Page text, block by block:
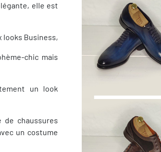
elle est
looks Business,
chic mais
un look
de chaussures
un costume